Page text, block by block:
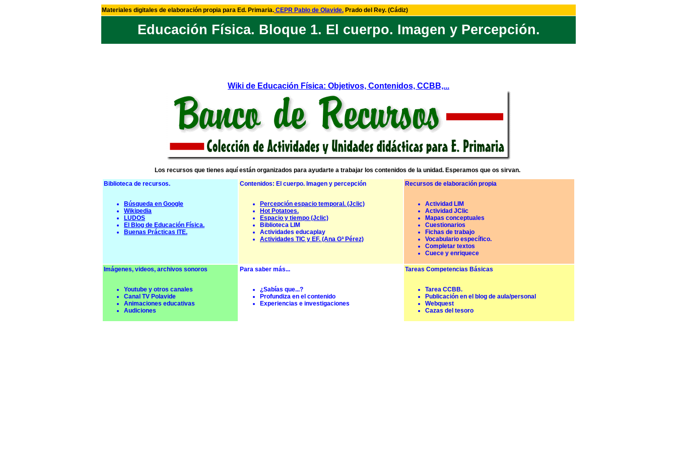
Materiales digitales de elaboración propia para Ed. Primaria. CEPR Pablo de Olavide. Prado del Rey. (Cádiz)
Educación Física. Bloque 1. El cuerpo. Imagen y Percepción.
Wiki de Educación Física: Objetivos, Contenidos, CCBB,...
Los recursos que tienes aquí están organizados para ayudarte a trabajar los contenidos de la unidad. Esperamos que os sirvan.
Biblioteca de recursos.
Búsqueda en Google
Wikipedia
LUDOS
El Blog de Educación Física.
Buenas Prácticas ITE.
Contenidos: El cuerpo. Imagen y percepción
Percepción espacio temporal. (Jclic)
Hot Potatoes.
Espacio y tiempo (Jclic)
Biblioteca LIM
Actividades educaplay
Actividades TIC y EF. (Ana Gª Pérez)
Recursos de elaboración propia
Actividad LIM
Actividad JClic
Mapas conceptuales
Cuestionarios
Fichas de trabajo
Vocabulario específico.
Completar textos
Cuece y enriquece
Imágenes, videos, archivos sonoros
Youtube y otros canales
Canal TV Polavide
Animaciones educativas
Audiciones
Para saber más...
¿Sabías que...?
Profundiza en el contenido
Experiencias e investigaciones
Tareas Competencias Básicas
Tarea CCBB.
Publicación en el blog de aula/personal
Webquest
Cazas del tesoro